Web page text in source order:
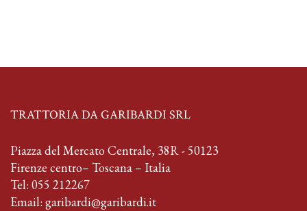
TRATTORIA DA GARIBARDI SRL
Piazza del Mercato Centrale, 38R - 50123
Firenze centro– Toscana – Italia
Tel: 055 212267
Email: garibardi@garibardi.it